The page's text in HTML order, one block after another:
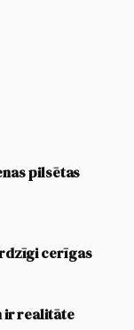
pilsētas
cerīgas
ir realitāte